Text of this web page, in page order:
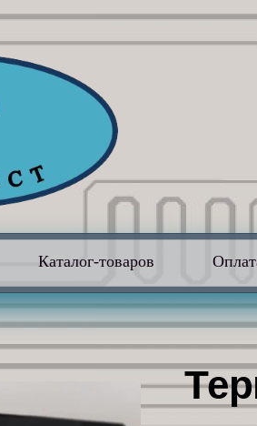
Каталог-товаров